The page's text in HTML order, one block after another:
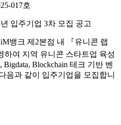
017호
입주기업 3차 모집 공고
뱅크 제2본점 내 『유니콘 랩
여 지역 유니콘 스타트업 육성
Blockchain 테크 기반 벤
음과 같이 입주기업을 모집합니